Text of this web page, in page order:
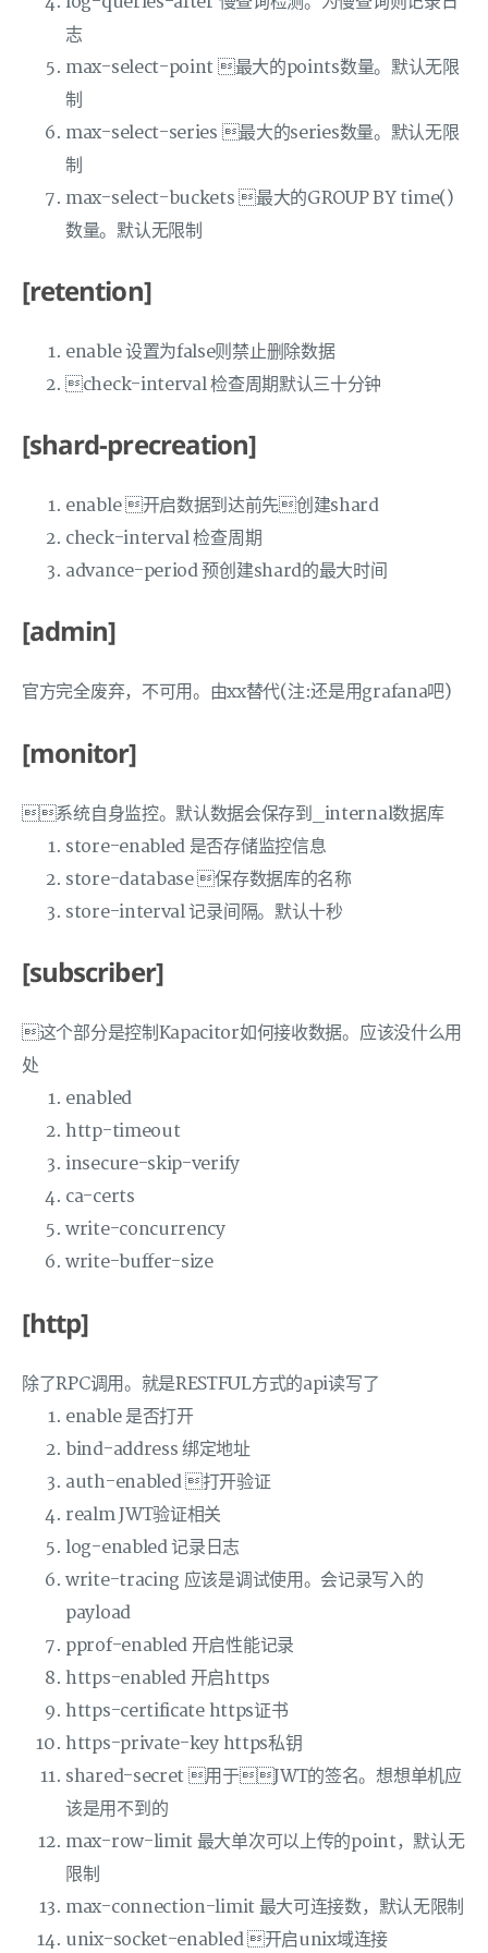
志
max-select-point 最大的points数量。默认无限
制
max-select-series 最大的series数量。默认无限
制
max-select-buckets 最大的GROUP BY time()
数量。默认无限制
[retention]
enable 设置为false则禁止删除数据
check-interval 检查周期默认三十分钟
[shard-precreation]
enable 开启数据到达前先创建shard
check-interval 检查周期
advance-period 预创建shard的最大时间
[admin]
官方完全废弃，不可用。由xx替代(注:还是用grafana吧)
[monitor]
系统自身监控。默认数据会保存到_internal数据库
store-enabled 是否存储监控信息
store-database 保存数据库的名称
store-interval 记录间隔。默认十秒
[subscriber]
这个部分是控制Kapacitor如何接收数据。应该没什么用
处
enabled
http-timeout
insecure-skip-verify
ca-certs
write-concurrency
write-buffer-size
[http]
除了RPC调用。就是RESTFUL方式的api读写了
enable 是否打开
bind-address 绑定地址
auth-enabled 打开验证
realm JWT验证相关
log-enabled 记录日志
write-tracing 应该是调试使用。会记录写入的
payload
pprof-enabled 开启性能记录
https-enabled 开启https
https-certificate https证书
https-private-key https私钥
shared-secret 用于JWT的签名。想想单机应
该是用不到的
max-row-limit 最大单次可以上传的point，默认无
限制
max-connection-limit 最大可连接数，默认无限制
unix-socket-enabled 开启unix域连接